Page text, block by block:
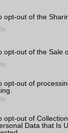
opt-out of the
opt-out of the Sale
opt-out of
opt-out of
Data that Is
Wi-Fi
Wi-Fi